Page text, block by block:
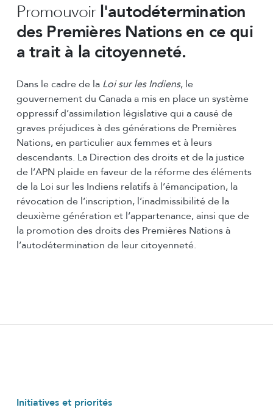
Promouvoirl'autodétermination
des Premières Nations en ce qui
a trait à la citoyenneté.
Dans le cadre de la Loi sur les Indiens, le
gouvernement du Canada a mis en place un système
oppressif d’assimilation législative qui a causé de
graves préjudices à des générations de Premières
Nations, en particulier aux femmes et à leurs
descendants. La Direction des droits et de la justice
de l’APN plaide en faveur de la réforme des éléments
de la Loi sur les Indiens relatifs à l’émancipation, la
révocation de l’inscription, l’inadmissibilité de la
deuxième génération et l’appartenance, ainsi que de
la promotion des droits des Premières Nations à
l’autodétermination de leur citoyenneté.
Initiatives et priorités